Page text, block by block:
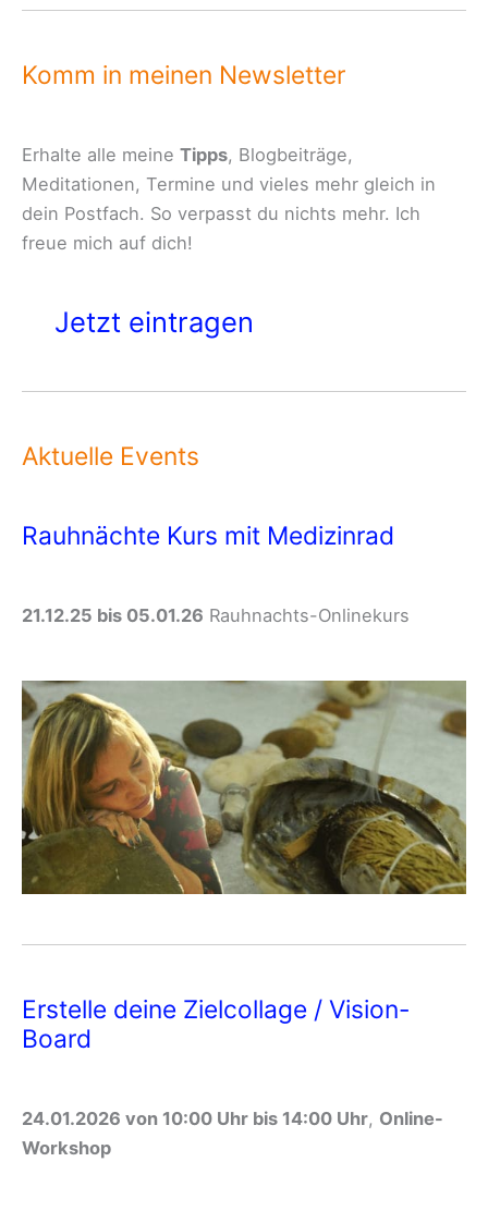
Komm in meinen Newsletter
Erhalte alle meine Tipps, Blogbeiträge,
Meditationen, Termine und vieles mehr gleich in
dein Postfach. So verpasst du nichts mehr. Ich
freue mich auf dich!
Jetzt eintragen
Aktuelle Events
Rauhnächte Kurs mit Medizinrad
21.12.25 bis 05.01.26 Rauhnachts-Onlinekurs
Erstelle deine Zielcollage / Vision-
Board
24.01.2026 von 10:00 Uhr bis 14:00 Uhr, Online-
Workshop